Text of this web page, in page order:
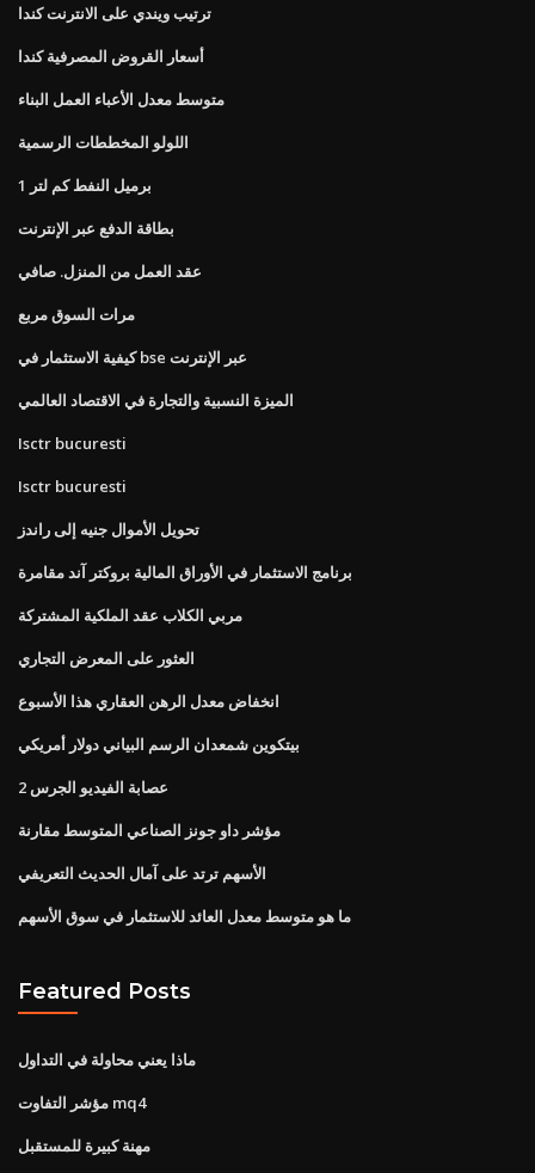
ترتيب ويندي على الانترنت كندا
أسعار القروض المصرفية كندا
متوسط ​​معدل الأعباء العمل البناء
اللولو المخططات الرسمية
1 برميل النفط كم لتر
بطاقة الدفع عبر الإنترنت
عقد العمل من المنزل. صافي
مرات السوق مربع
كيفية الاستثمار في bse عبر الإنترنت
الميزة النسبية والتجارة في الاقتصاد العالمي
Isctr bucuresti
Isctr bucuresti
تحويل الأموال جنيه إلى راندز
برنامج الاستثمار في الأوراق المالية بروكتر آند مقامرة
مربي الكلاب عقد الملكية المشتركة
العثور على المعرض التجاري
انخفاض معدل الرهن العقاري هذا الأسبوع
بيتكوين شمعدان الرسم البياني دولار أمريكي
عصابة الفيديو الجرس 2
مؤشر داو جونز الصناعي المتوسط ​​مقارنة
الأسهم ترتد على آمال الحديث التعريفي
ما هو متوسط ​​معدل العائد للاستثمار في سوق الأسهم
Featured Posts
ماذا يعني محاولة في التداول
مؤشر التفاوت mq4
مهنة كبيرة للمستقبل